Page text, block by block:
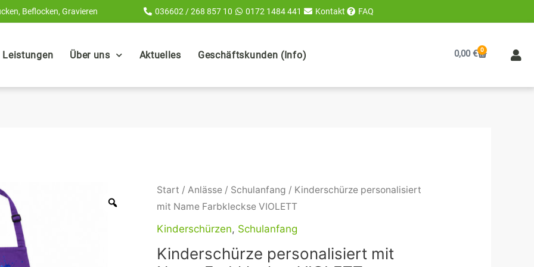
Beflocken, Gravieren 036602 / 268 857 10 0172 1484 441 Kontakt FAQ
Leistungen Über uns Aktuelles Geschäftskunden (Info) 0,00€ 0
Warenkorb
Start / Anlässe/ Schulanfang / Kinderschürze personalisiert
mit Name Farbkleckse VIOLETT
Kinderschürzen, Schulanfang
Kinderschürze personalisiert mit
Kinderschürze
personalisiert
mit
Farbkleckse